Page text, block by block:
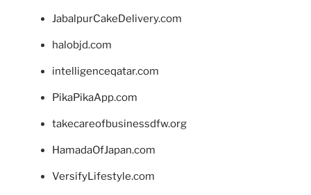
JabalpurCakeDelivery.com
halobjd.com
intelligenceqatar.com
PikaPikaApp.com
takecareofbusinessdfw.org
HamadaOfJapan.com
VersifyLifestyle.com